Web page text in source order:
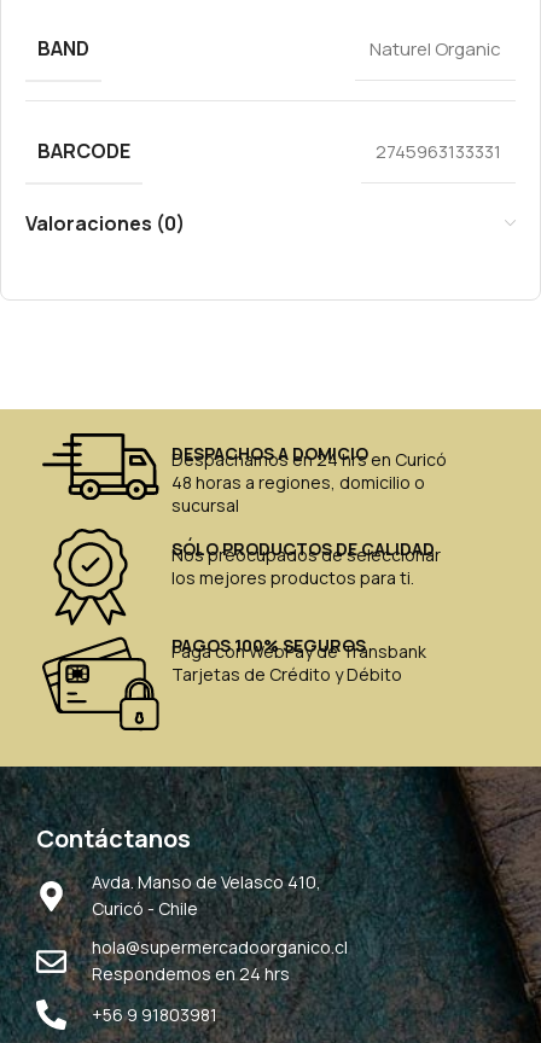
BAND Naturel Organic
BARCODE 2745963133331
Valoraciones (0)
DESPACHOS A DOMICIO
Despachamos en 24 hrs en Curicó
48 horas a regiones, domicilio o
sucursal
SÓLO PRODUCTOS DE CALIDAD
Nos preocupados de seleccionar
los mejores productos para ti.
PAGOS 100% SEGUROS
Paga con WebPay de Transbank
Tarjetas de Crédito y Débito
Contáctanos
Avda. Manso de Velasco 410,
Curicó - Chile
hola@supermercadoorganico.cl
Respondemos en 24 hrs
+56 9 91803981